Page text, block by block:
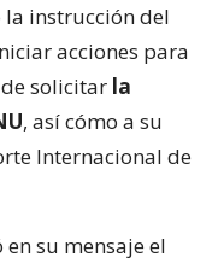
instrucción del
acciones para
solicitar la
, así cómo a su
Internacional de
en su mensaje el